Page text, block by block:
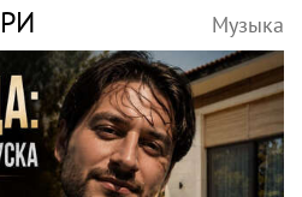
Музыка